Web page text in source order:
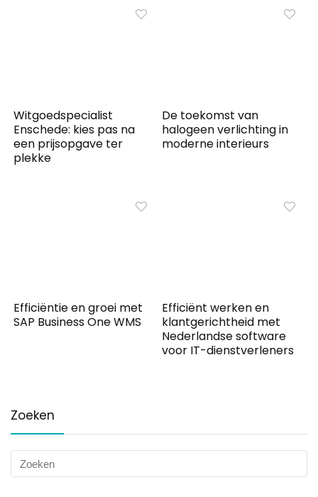
Witgoedspecialist
Enschede: kies pas na
een prijsopgave ter
plekke
De toekomst van
halogeen verlichting in
moderne interieurs
Efficiëntie en groei met
SAP Business One WMS
Efficiënt werken en
klantgerichtheid met
Nederlandse software
voor IT-dienstverleners
Zoeken